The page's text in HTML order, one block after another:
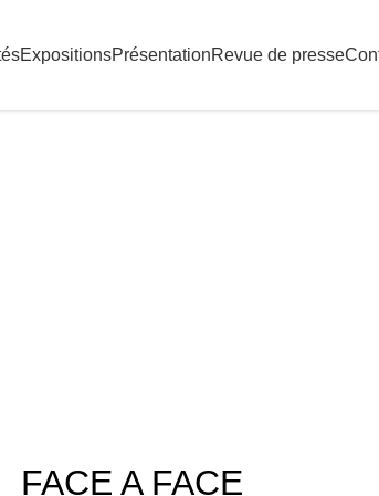
ExpositionsPrésentationRevue de presse
FACE A FACE